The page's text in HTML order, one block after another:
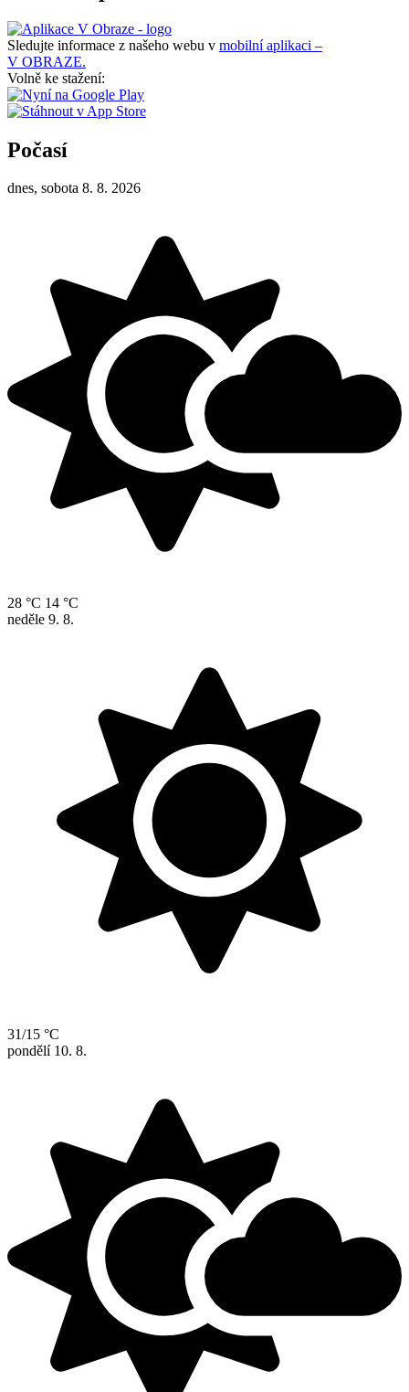
Sledujte informace z našeho webu v mobilní aplikaci –
V OBRAZE.
Volně ke stažení:
Počasí
dnes, sobota 8. 8. 2026
28 °C 14 °C
neděle 9. 8.
31/15 °C
pondělí 10. 8.